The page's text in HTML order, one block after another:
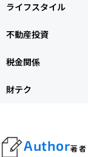
ライフスタイル
不動産投資
税金関係
財テク
Author著者